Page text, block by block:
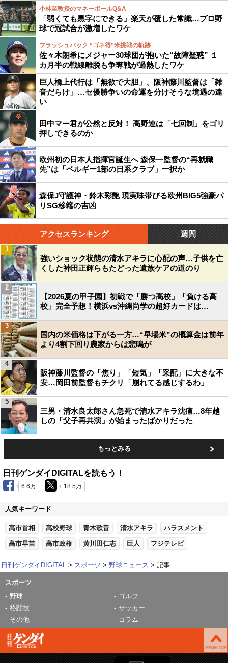
小林至教授のマネーボールQ&A
「弱くても黒字にできる」楽天が覆した常識…プロ野
球で冠試合が激増したワケ
フラッシュバック “ゴネ得”米挑戦の軌跡
佐々木朗希にメジャー30球団が抱いた“故障疑惑” １
カ月半の戦線離脱も争奪戦が過熱したワケ
巨人橋上代行は「無欲で大胆」、阪神藤川監督は「雑
音だらけ」…セ優勝争いの命運を分けそうな境遇の違
い
田中マー君が公然と反対！ 高野連は「七回制」をゴリ
押しできるのか
欧州初の日本人指揮官誕生へ 森保一監督の“再就職
先”は「ベルギー1部の日系クラブ」一択か
森保J守護神・鈴木彩艶 現実味帯びる欧州BIG5強豪パ
リSG移籍の吉凶
アクセスランキング 週間
強いショック状態の清水アキラに心配の声…子供を亡
くした神田正輝らもたどった遺族ケアの道のり
1
【2026夏の甲子園】初戦で「勝つ高校」「負ける高
校」完全予想！横浜vs沖縄尚学の超好カードは…
2
国内の米価格は下がる一方…“早場米”の概算金は前年
より4割下回り農家からは悲鳴が
3
阪神藤川監督の「焦り」「短気」「采配」に大きな不
安…岡田前監督もチクリ「崩れてる感じするわ」
4
三男・清水良太郎さん急死で清水アキラ沈痛…8年越
しの「父子再共演」が始まったばかりだった
5
もっとみる
日刊ゲンダイDIGITALを読もう！
6.6万 18.5万
人気キーワード
高市首相 高校野球 青木歌音 清水アキラ ハラスメント
高市早苗 高市政権 黄川田仁志 巨人 フジテレビ
日刊ゲンダイDIGITAL スポーツ 野球ニュース 記事
スポーツ
野球
ゴルフ
格闘技
サッカー
その他
コラム